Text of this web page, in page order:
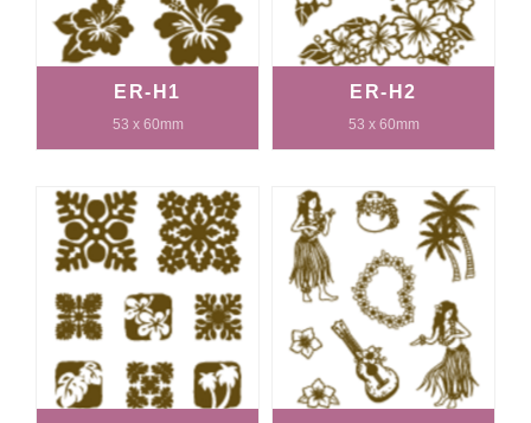
ER-H1
53 x 60mm
ER-H2
53 x 60mm